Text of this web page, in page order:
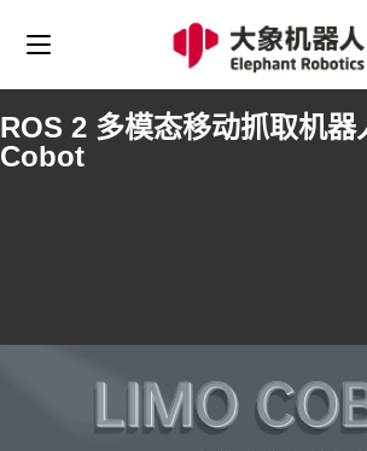
ROS 2 多模态移动抓取机
Cobot